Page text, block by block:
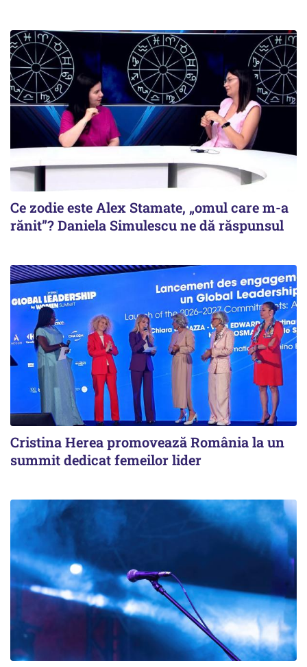
Ce zodie este Alex Stamate, „omul care m-a
rănit”? Daniela Simulescu ne dă răspunsul
Cristina Herea promovează România la un
summit dedicat femeilor lider